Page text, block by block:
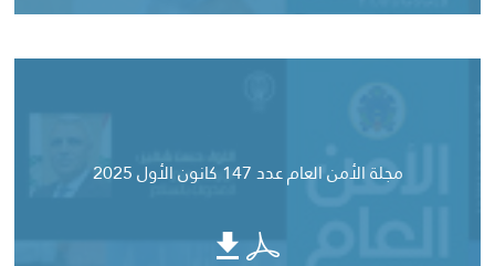
مجلة الأمن العام عدد 147 كانون الأول 2025